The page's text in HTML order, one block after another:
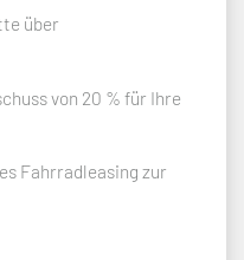
über
von 20 % für Ihre
Fahrradleasing zur